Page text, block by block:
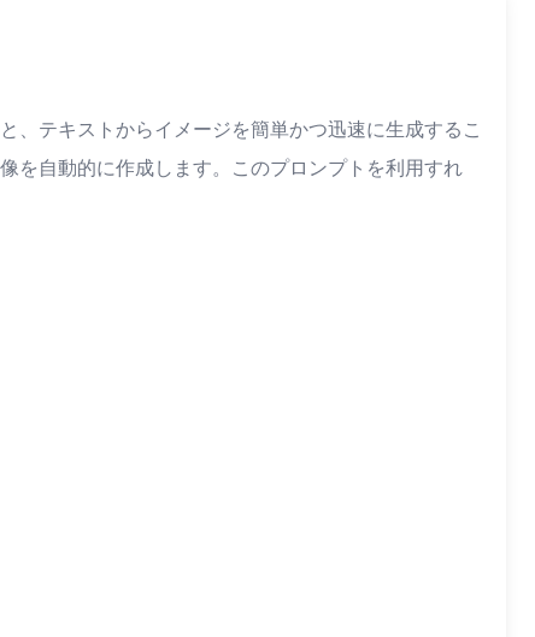
テキストからイメージを簡単かつ迅速に生成するこ
自動的に作成します。このプロンプトを利用すれ